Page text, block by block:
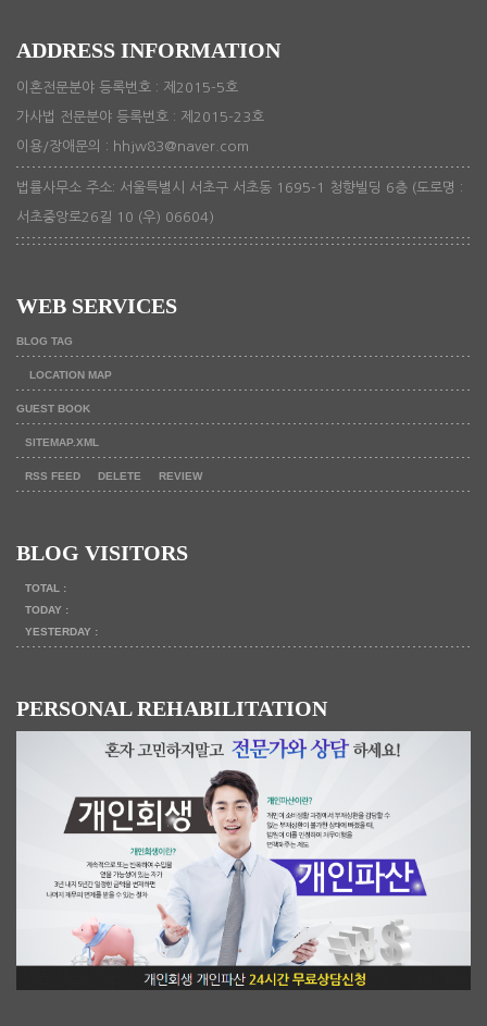
ADDRESS INFORMATION
이혼전문분야 등록번호 : 제2015-5호
가사법 전문분야 등록번호 : 제2015-23호
이용/장애문의 : hhjw83@naver.com
법률사무소 주소: 서울특별시 서초구 서초동 1695-1 청향빌딩 6층 (도로명 :
서초중앙로26길 10 (우) 06604)
WEB SERVICES
BLOG TAG
LOCATION MAP
GUEST BOOK
SITEMAP.XML
RSS FEED DELETE REVIEW
BLOG VISITORS
TOTAL :
TODAY :
YESTERDAY :
PERSONAL REHABILITATION